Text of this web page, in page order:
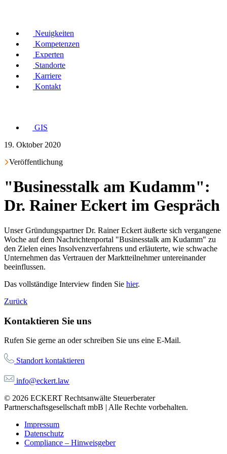
Neuigkeiten
Kompetenzen
Experten
Standorte
Karriere
Kontakt
GIS
19. Oktober 2020
Veröffentlichung
"Businesstalk am Kudamm":
Dr. Rainer Eckert im Gespräch
Unser Gründungspartner Dr. Rainer Eckert äußerte sich vergangene
Woche auf dem Nachrichtenportal "Businesstalk am Kudamm" zu
den Zielen eines Insolvenzverfahrens und erläuterte, wie schwache
Unternehmen das Vertrauen der Marktteilnehmer untereinander
beeinflussen.
Das vollständige Interview finden Sie hier.
Zurück
Kontaktieren Sie uns
Rufen Sie gerne an oder schreiben Sie uns eine E-Mail.
Standort kontaktieren
info@eckert.law
© 2026 ECKERT Rechtsanwälte Steuerberater
Partnerschaftsgesellschaft mbB | Alle Rechte vorbehalten.
Impressum
Datenschutz
Compliance – Hinweisgeber